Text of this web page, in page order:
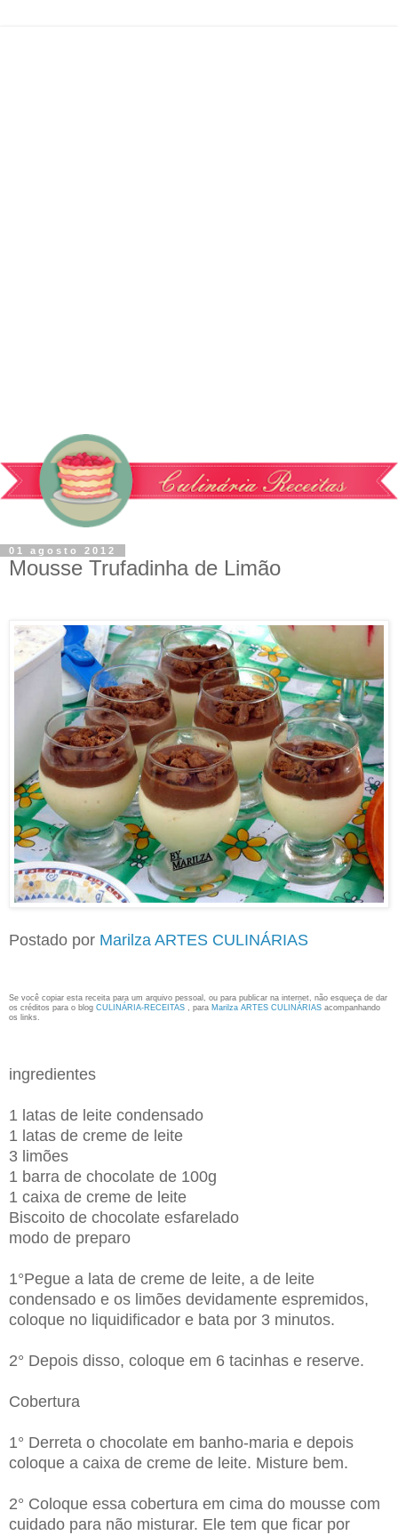
01 agosto 2012
Mousse Trufadinha de Limão
Postado por Marilza ARTES CULINÁRIAS
Se você copiar esta receita para um arquivo pessoal, ou para publicar na internet, não esqueça de dar
os créditos para o blog CULINÁRIA-RECEITAS , para Marilza ARTES CULINÁRIAS acompanhando
os links.
ingredientes
1 latas de leite condensado
1 latas de creme de leite
3 limões
1 barra de chocolate de 100g
1 caixa de creme de leite
Biscoito de chocolate esfarelado
modo de preparo
1°Pegue a lata de creme de leite, a de leite
condensado e os limões devidamente espremidos,
coloque no liquidificador e bata por 3 minutos.
2° Depois disso, coloque em 6 tacinhas e reserve.
Cobertura
1° Derreta o chocolate em banho-maria e depois
coloque a caixa de creme de leite. Misture bem.
2° Coloque essa cobertura em cima do mousse com
cuidado para não misturar. Ele tem que ficar por